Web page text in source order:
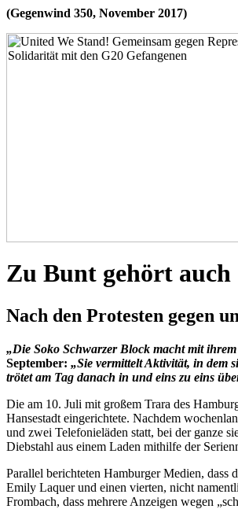
(Gegenwind 350, November 2017)
Zu Bunt gehört auch
Nach den Protesten gegen
„Die Soko Schwarzer Block macht mit
September: „Sie vermittelt Aktivität, in dem
trötet am Tag danach in und eins zu eins
Die am 10. Juli mit großem Trara des
Hansestadt eingerichtete. Nachdem
und zwei Telefonieläden statt, bei der ganze
Diebstahl aus einem Laden mithilfe der
Parallel berichteten Hamburger Medien, dass
Emily Laquer und einen vierten, nicht
Frombach, dass mehrere Anzeigen wegen